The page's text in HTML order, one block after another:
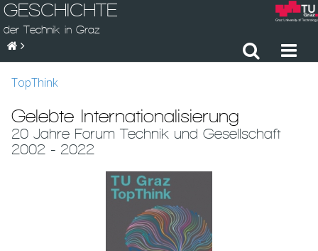
GESCHICHTE
der Technik in Graz
TopThink
Gelebte Internationalisierung
20 Jahre Forum Technik und Gesellschaft
2002 - 2022